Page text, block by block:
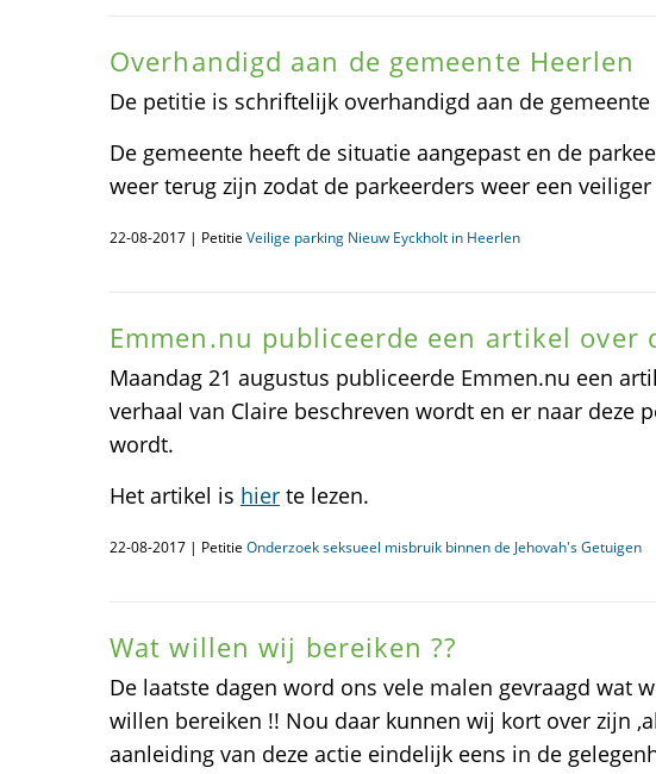
Overhandigd aan de gemeente Heerlen
De petitie is schriftelijk overhandigd aan de gemeente
De gemeente heeft de situatie aangepast en de
weer terug zijn zodat de parkeerders weer een
22-08-2017 | Petitie Veilige parking Nieuw Eyckholt in Heerlen
Emmen.nu publiceerde een artikel over
Maandag 21 augustus publiceerde Emmen.nu een
verhaal van Claire beschreven wordt en er naar deze
wordt.
Het artikel is hier te lezen.
22-08-2017 | Petitie Onderzoek seksueel misbruik binnen de Jehovah's Getuigen
Wat willen wij bereiken ??
De laatste dagen word ons vele malen gevraagd wat
willen bereiken !! Nou daar kunnen wij kort over zijn
aanleiding van deze actie eindelijk eens in de